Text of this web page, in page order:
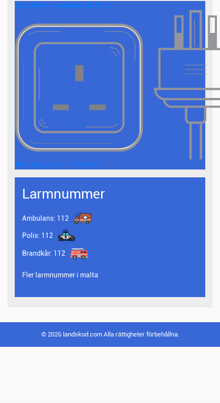
Du behöver en adapter till Malta
Hitta en adapter till din resa.
Larmnummer
Ambulans: 112
Polis: 112
Brandkår: 112
Fler larmnummer i malta
© 2026 landskod.com Alla rättigheter förbehållna.